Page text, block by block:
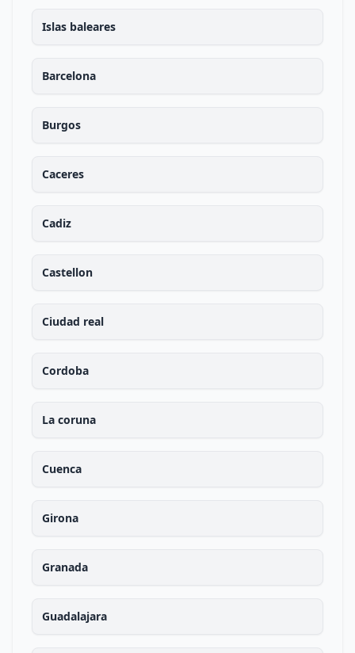
Islas baleares
Barcelona
Burgos
Caceres
Cadiz
Castellon
Ciudad real
Cordoba
La coruna
Cuenca
Girona
Granada
Guadalajara